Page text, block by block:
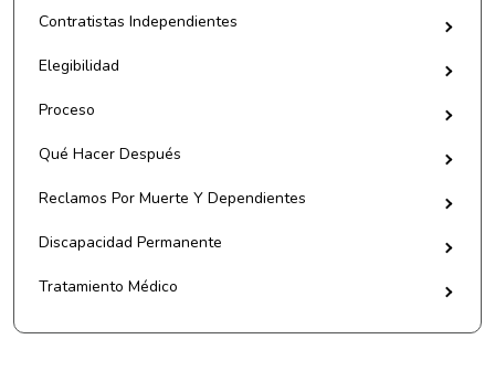
Contratistas Independientes
Elegibilidad
Proceso
Qué Hacer Después
Reclamos Por Muerte Y Dependientes
Discapacidad Permanente
Tratamiento Médico